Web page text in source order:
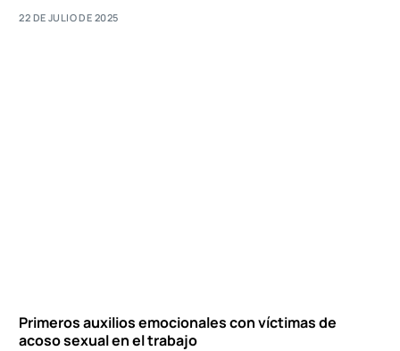
22 DE JULIO DE 2025
Primeros auxilios emocionales con víctimas de
acoso sexual en el trabajo